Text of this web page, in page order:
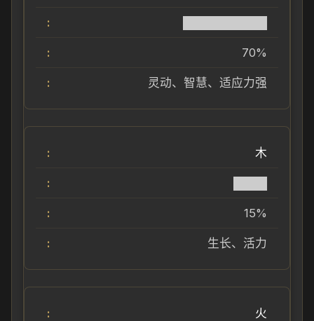
70%
灵动、智慧、适应力强
木
15%
生长、活力
火